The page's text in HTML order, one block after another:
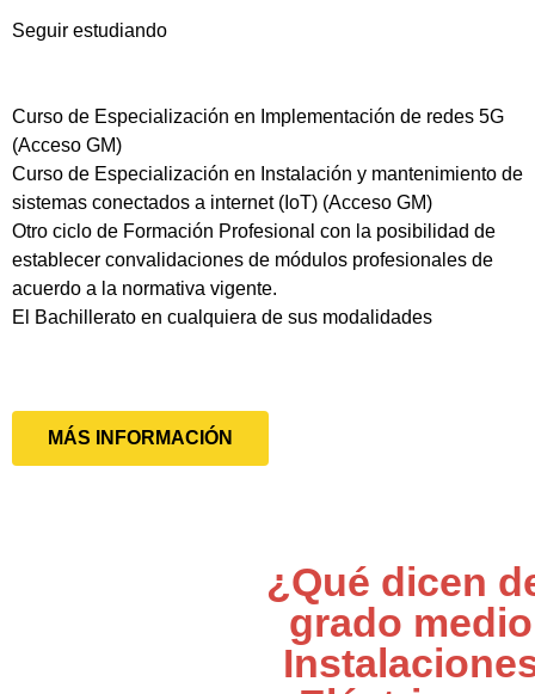
Seguir estudiando
Curso de Especialización en Implementación de redes 5G
(Acceso GM)
Curso de Especialización en Instalación y mantenimiento de
sistemas conectados a internet (IoT) (Acceso GM)
Otro ciclo de Formación Profesional con la posibilidad de
establecer convalidaciones de módulos profesionales de
acuerdo a la normativa vigente.
El Bachillerato en cualquiera de sus modalidades
MÁS INFORMACIÓN
¿Qué dicen
grado medio